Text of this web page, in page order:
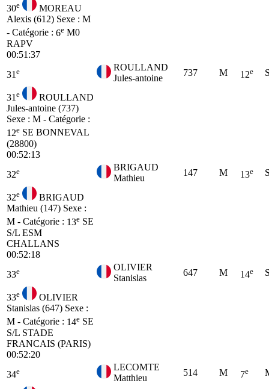
30e
MOREAU
Alexis (612) Sexe : M
- Catégorie : 6e M0
RAPV
00:51:37
31 e
ROULLAND
Jules-antoine
737 M 12e
31 e
ROULLAND
Jules-antoine (737)
Sexe : M - Catégorie :
12e SE BONNEVAL
(28800)
00:52:13
32e
BRIGAUD
Mathieu
147 M 13e
32e
BRIGAUD
Mathieu (147) Sexe :
M - Catégorie : 13e SE
S/L ESM
CHALLANS
00:52:18
33e
OLIVIER
Stanislas
647 M 14e
33e
OLIVIER
Stanislas (647) Sexe :
M - Catégorie : 14e SE
S/L STADE
FRANCAIS (PARIS)
00:52:20
34e
LECOMTE
Matthieu
514 M 7e